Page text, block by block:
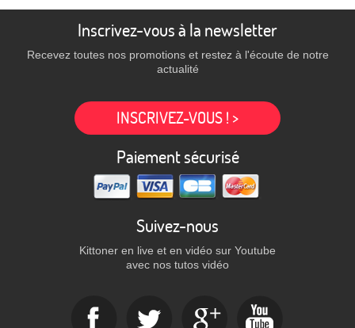
Inscrivez-vous à la newsletter
Recevez toutes nos promotions et restez à l'écoute de notre
actualité
INSCRIVEZ-VOUS ! >
Paiement sécurisé
Suivez-nous
Kittoner en live et en vidéo sur Youtube
avec nos tutos vidéo